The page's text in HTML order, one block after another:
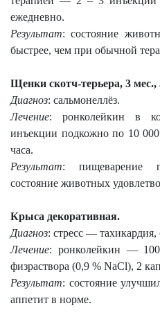
ежедневно.
Результат: состояние
быстрее, чем при обычной
Щенки скотч-терьера, 3
Диагноз: сальмонеллёз.
Лечение: ронколейкин в
инъекции подкожно по 10
часа.
Результат: пищеварение
состояние животных
Крыса декоративная.
Диагноз: стресс —
Лечение: ронколейкин —
физраствора (0,9 % NaCl), 2
Результат: состояние
аппетит в норме.